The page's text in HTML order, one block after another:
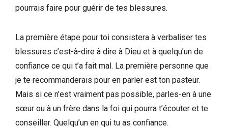
pourrais faire pour guérir de tes blessures.
La première étape pour toi consistera à verbaliser tes
blessures c’est-à-dire à dire à Dieu et à quelqu’un de
confiance ce qui t’a fait mal. La première personne que
je te recommanderais pour en parler est ton pasteur.
Mais si ce n’est vraiment pas possible, parles-en à une
sœur ou à un frère dans la foi qui pourra t’écouter et te
conseiller. Quelqu’un en qui tu as confiance.